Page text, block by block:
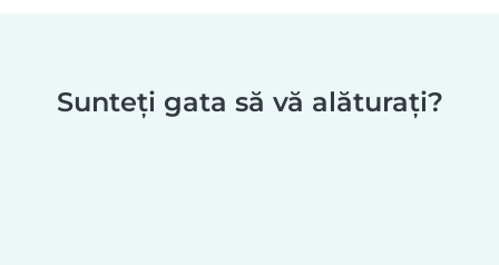
Sunteți gata să vă alăturați?